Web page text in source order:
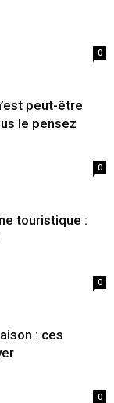
0
peut-être
le pensez
0
touristique :
0
: ces
0